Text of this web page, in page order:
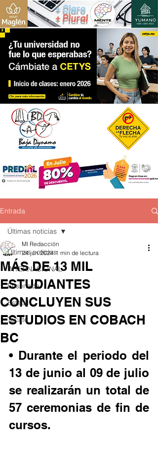
+ Claro
+ Plural
Entrada
Últimas noticias
INTERNACIONAL
Ensenada
Estatal
Tecate
Últimas noticias
MÁS DE 13 MIL
ESTUDIANTES
CONCLUYEN SUS
ESTUDIOS EN COBACH
BC
MI Redacción
24 jun 2024 1 min de lectura
• Durante el periodo del
13 de junio al 09 de julio
se realizarán un total de
57 ceremonias de fin de
cursos.